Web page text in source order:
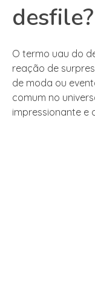
desfile?
O termo uau do
reação de
de moda ou
comum no
impressionante e